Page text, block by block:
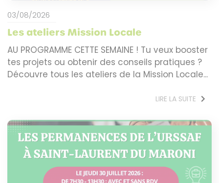
03/08/2026
Les ateliers Mission Locale
AU PROGRAMME CETTE SEMAINE ! Tu veux booster
tes projets ou obtenir des conseils pratiques ?
Découvre tous les ateliers de la Mission Locale...
LIRE LA SUITE